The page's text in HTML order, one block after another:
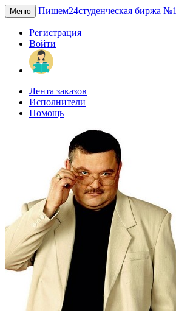
Меню Пишем24студенческая биржа №1
Регистрация
Войти
Лента заказов
Исполнители
Помощь